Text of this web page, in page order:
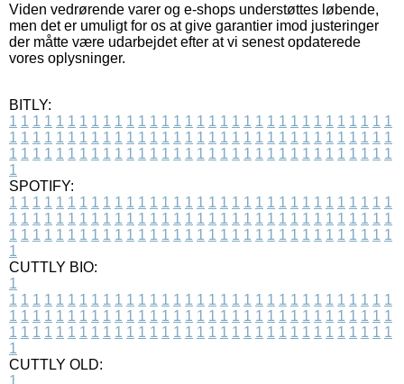
Viden vedrørende varer og e-shops understøttes løbende,
men det er umuligt for os at give garantier imod justeringer
der måtte være udarbejdet efter at vi senest opdaterede
vores oplysninger.
BITLY:
1 1 1 1 1 1 1 1 1 1 1 1 1 1 1 1 1 1 1 1 1 1 1 1 1 1 1 1 1 1 1 1 1
1 1 1 1 1 1 1 1 1 1 1 1 1 1 1 1 1 1 1 1 1 1 1 1 1 1 1 1 1 1 1 1 1
1 1 1 1 1 1 1 1 1 1 1 1 1 1 1 1 1 1 1 1 1 1 1 1 1 1 1 1 1 1 1 1 1
1
SPOTIFY:
1 1 1 1 1 1 1 1 1 1 1 1 1 1 1 1 1 1 1 1 1 1 1 1 1 1 1 1 1 1 1 1 1
1 1 1 1 1 1 1 1 1 1 1 1 1 1 1 1 1 1 1 1 1 1 1 1 1 1 1 1 1 1 1 1 1
1 1 1 1 1 1 1 1 1 1 1 1 1 1 1 1 1 1 1 1 1 1 1 1 1 1 1 1 1 1 1 1 1
1
CUTTLY BIO:
1
1 1 1 1 1 1 1 1 1 1 1 1 1 1 1 1 1 1 1 1 1 1 1 1 1 1 1 1 1 1 1 1 1
1 1 1 1 1 1 1 1 1 1 1 1 1 1 1 1 1 1 1 1 1 1 1 1 1 1 1 1 1 1 1 1 1
1 1 1 1 1 1 1 1 1 1 1 1 1 1 1 1 1 1 1 1 1 1 1 1 1 1 1 1 1 1 1 1 1
1
CUTTLY OLD:
1